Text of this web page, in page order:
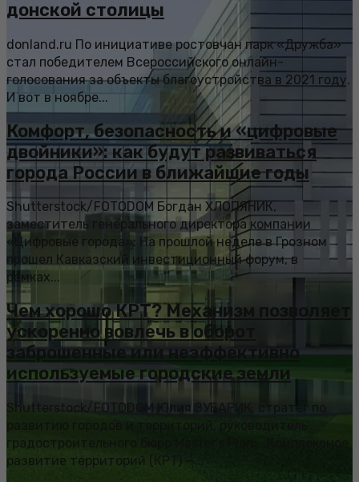
донской столицы
donland.ru По инициативе ростовчан парк «Дружба»
стал победителем Всероссийского онлайн-
голосования за объекты благоустройства в 2021 году.
И вот в ноябре...
Комфорт, безопасность и «цифровые
двойники»: как будут развиваться
города России в ближайшие годы
Shutterstock/FOTODOM Богдан ХЛОПЯНИК,
заместитель генерального директора компании
«Цифровые города»: На прошлой неделе в Грозном
прошел Кавказский инвестиционный форум, в
рамках...
Чем хорошо КРТ? Механизм позволяет
ускоренно вовлечь в оборот
заброшенные или неэффективно
используемые городские земли
Shutterstock/FOTODOM Юлия ЗУБАРИК, стратег по
развитию городов и территорий, руководитель
градостроительного бюро Master’s Plan: Комплексное
развитие территорий (КРТ) —...